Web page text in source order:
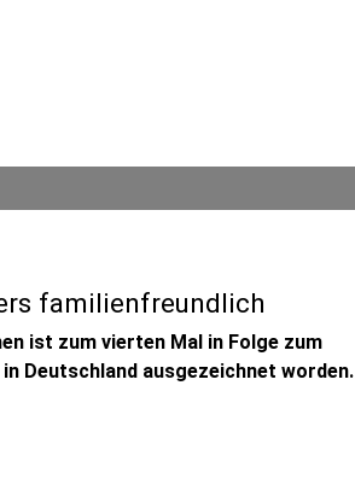
familienfreundlich
ist zum vierten Mal in Folge zum
Deutschland ausgezeichnet worden.